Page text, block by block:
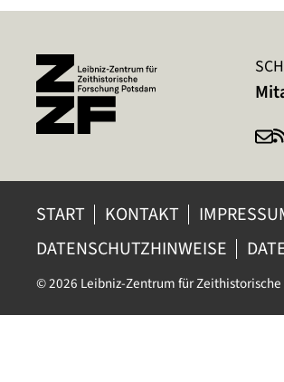
START KONTAKT
DATENSCHUTZHINWEISE
© 2026 Leibniz-Zentrum für Zeithistorische